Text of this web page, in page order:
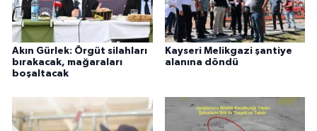
Akın Gürlek: Örgüt silahları
bırakacak, mağaraları
boşaltacak
Kayseri Melikgazi şantiye
alanına döndü